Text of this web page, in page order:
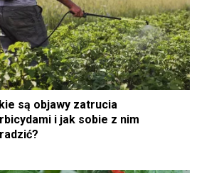
są objawy zatrucia
i jak sobie z nim